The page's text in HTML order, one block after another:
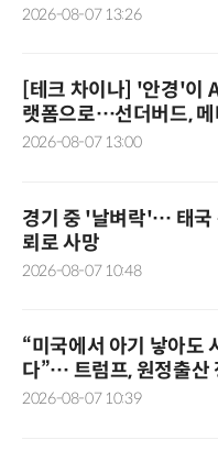
2026-08-07 13:26
[테크 차이나] '안경'이
랫폼으로…선더버드,
차세대 컴퓨팅 경쟁
2026-08-07 13:00
경기 중 '날벼락'… 태국
뢰로 사망
2026-08-07 10:48
“미국에서 아기 낳아도
다”… 트럼프, 원정출산
2026-08-07 10:39